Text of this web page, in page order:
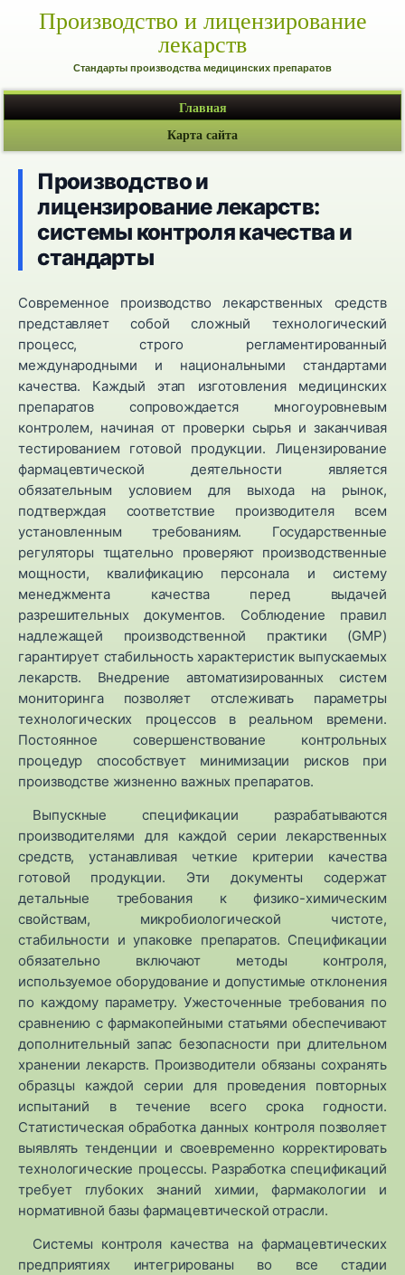
Производство и лицензирование
лекарств
Стандарты производства медицинских препаратов
Главная
Карта сайта
Производство и
лицензирование лекарств:
системы контроля качества и
стандарты
Современное производство лекарственных средств
представляет собой сложный технологический
процесс, строго регламентированный
международными и национальными стандартами
качества. Каждый этап изготовления медицинских
препаратов сопровождается многоуровневым
контролем, начиная от проверки сырья и заканчивая
тестированием готовой продукции. Лицензирование
фармацевтической деятельности является
обязательным условием для выхода на рынок,
подтверждая соответствие производителя всем
установленным требованиям. Государственные
регуляторы тщательно проверяют производственные
мощности, квалификацию персонала и систему
менеджмента качества перед выдачей
разрешительных документов. Соблюдение правил
надлежащей производственной практики (GMP)
гарантирует стабильность характеристик выпускаемых
лекарств. Внедрение автоматизированных систем
мониторинга позволяет отслеживать параметры
технологических процессов в реальном времени.
Постоянное совершенствование контрольных
процедур способствует минимизации рисков при
производстве жизненно важных препаратов.
Выпускные спецификации разрабатываются
производителями для каждой серии лекарственных
средств, устанавливая четкие критерии качества
готовой продукции. Эти документы содержат
детальные требования к физико-химическим
свойствам, микробиологической чистоте,
стабильности и упаковке препаратов. Спецификации
обязательно включают методы контроля,
используемое оборудование и допустимые отклонения
по каждому параметру. Ужесточенные требования по
сравнению с фармакопейными статьями обеспечивают
дополнительный запас безопасности при длительном
хранении лекарств. Производители обязаны сохранять
образцы каждой серии для проведения повторных
испытаний в течение всего срока годности.
Статистическая обработка данных контроля позволяет
выявлять тенденции и своевременно корректировать
технологические процессы. Разработка спецификаций
требует глубоких знаний химии, фармакологии и
нормативной базы фармацевтической отрасли.
Системы контроля качества на фармацевтических
предприятиях интегрированы во все стадии